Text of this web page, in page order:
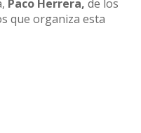
Paco Herrera, de los
que organiza esta